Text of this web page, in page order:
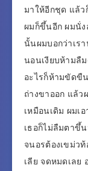
มาให้อีกชุด แล้
ผมก็ขึ้นอีก ผมนั่
นั้นผมบอกว่าเร
นอนเงียบห้ามลื
อะไรก็ห้ามขัดขื
ถ่างขาออก แล้ว
เหมือนเดิม ผมเ
เธอก็ไม่ลืมตาขึ้
จนอรต้องเขม่ว
เลีย จดหมดเลย